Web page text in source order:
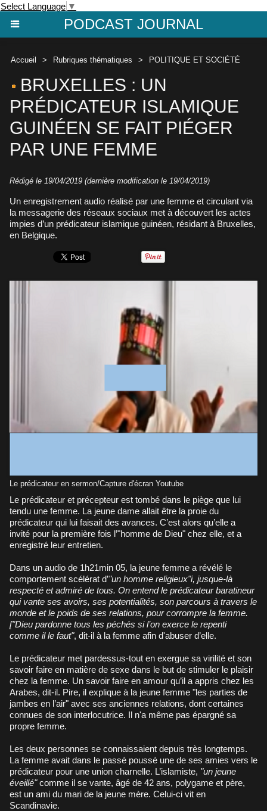
Select Language ▼
PODCAST JOURNAL
Accueil > Rubriques thématiques > POLITIQUE ET SOCIÉTÉ
BRUXELLES : UN
PRÉDICATEUR ISLAMIQUE
GUINÉEN SE FAIT PIÉGER
PAR UNE FEMME
Rédigé le 19/04/2019 (dernière modification le 19/04/2019)
Un enregistrement audio réalisé par une femme et circulant via
la messagerie des réseaux sociaux met à découvert les actes
impies d’un prédicateur islamique guinéen, résidant à Bruxelles,
en Belgique.
Le prédicateur en sermon/Capture d'écran Youtube
Le prédicateur et précepteur est tombé dans le piège que lui
tendu une femme. La jeune dame allait être la proie du
prédicateur qui lui faisait des avances. C’est alors qu’elle a
invité pour la première fois l’"homme de Dieu" chez elle, et a
enregistré leur entretien.
Dans un audio de 1h21min 05, la jeune femme a révélé le
comportement scélérat d’"un homme religieux"i, jusque-là
respecté et admiré de tous. On entend le prédicateur baratineur
qui vante ses avoirs, ses potentialités, son parcours à travers le
monde et le poids de ses relations, pour corrompre la femme.
["Dieu pardonne tous les péchés si l’on exerce le repenti
comme il le faut", dit-il à la femme afin d'abuser d’elle.
Le prédicateur met pardessus-tout en exergue sa virilité et son
savoir faire en matière de sexe dans le but de stimuler le plaisir
chez la femme. Un savoir faire en amour qu’il a appris chez les
Arabes, dit-il. Pire, il explique à la jeune femme "les parties de
jambes en l’air" avec ses anciennes relations, dont certaines
connues de son interlocutrice. Il n'a même pas épargné sa
propre femme.
Les deux personnes se connaissaient depuis très longtemps.
La femme avait dans le passé poussé une de ses amies vers le
prédicateur pour une union charnelle. L’islamiste, "un jeune
éveillé"comme il se vante, âgé de 42 ans, polygame et père,
est un ami du mari de la jeune mère. Celui-ci vit en
Scandinavie.